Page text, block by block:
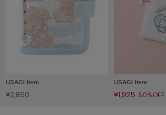
NEW Balance
ニューバランス
nezu
ネズ
NIKE
USAGI Item
¥2,860
USAGI Item
¥1,925 50%OFF